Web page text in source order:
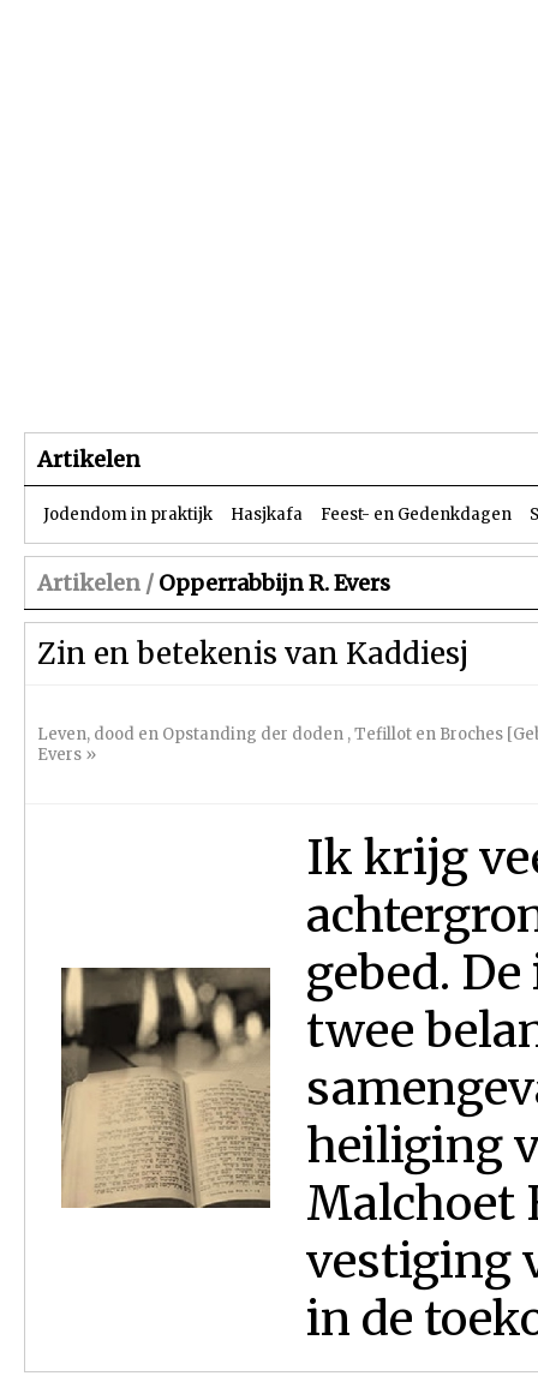
Artikelen
Jodendom in praktijk Hasjkafa Feest- en Gedenkdagen
Artikelen / Opperrabbijn R. Evers
Zin en betekenis van Kaddiesj
Leven, dood en Opstanding der doden ,Tefillot en Broches
Evers »
Ik krijg
gebed.
twee
heiliging
Malchoet
vestiging
in de